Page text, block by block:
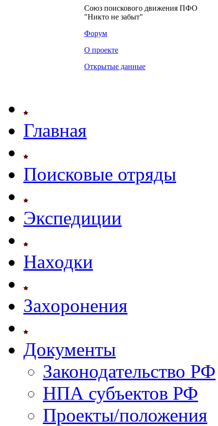
Союз поискового движения ПФО
"Никто не забыт"
Форум
О проекте
Открытые данные
Главная
Поисковые отряды
Экспедиции
Находки
Захоронения
Документы
Законодательство РФ
НПА субъектов РФ
Проекты/положения